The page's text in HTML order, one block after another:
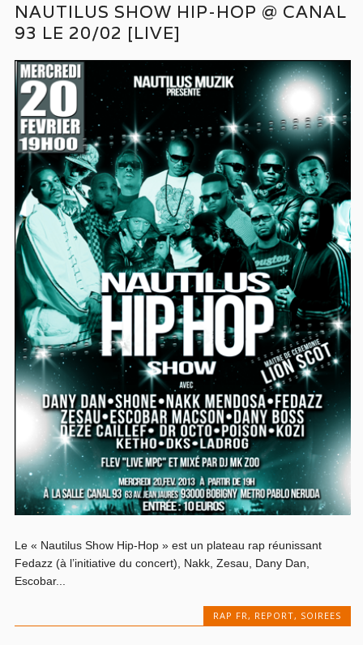
NAUTILUS SHOW HIP-HOP @ CANAL
93 LE 20/02 [LIVE]
Le « Nautilus Show Hip-Hop » est un plateau rap réunissant
Fedazz (à l’initiative du concert), Nakk, Zesau, Dany Dan,
Escobar...
RAP FR , REPORT, SOIREES